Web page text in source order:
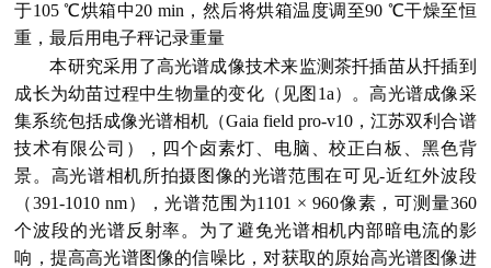
于105 ℃烘箱中20 min，然后将烘箱温度调至90 ℃干燥至恒
重，最后用电子秤记录重量
本研究采用了高光谱成像技术来监测茶扦插苗从扦插到
成长为幼苗过程中生物量的变化（见图1a）。高光谱成像采
集系统包括成像光谱相机（Gaia field pro-v10，江苏双利合谱
技术有限公司），四个卤素灯、电脑、校正白板、黑色背
景。高光谱相机所拍摄图像的光谱范围在可见-近红外波段
（391-1010 nm），光谱范围为1101 × 960像素，可测量360
个波段的光谱反射率。为了避免光谱相机内部暗电流的影
响，提高高光谱图像的信噪比，对获取的原始高光谱图像进